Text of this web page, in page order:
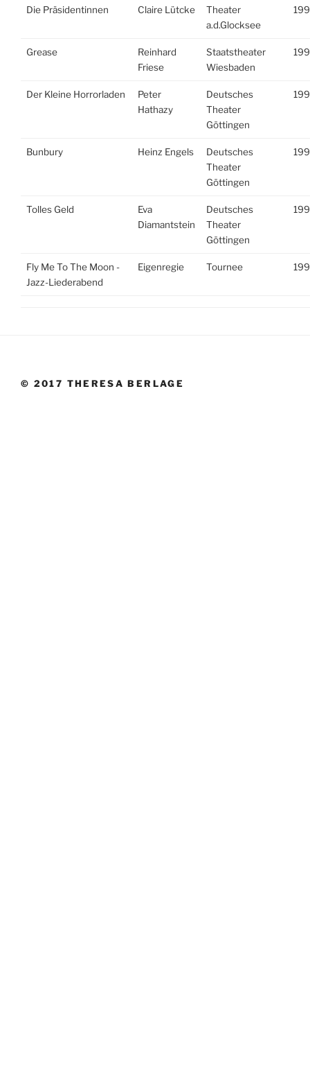
Die Präsidentinnen Claire Lütcke
Theater
a.d.Glocksee
Grease
Reinhard
Friese
Staatstheater
Wiesbaden
Der Kleine Horrorladen
Peter
Hathazy
Deutsches
Theater
Göttingen
Bunbury Heinz Engels
Deutsches
Theater
Göttingen
Tolles Geld
Eva
Diamantstein
Deutsches
Theater
Göttingen
Fly Me To The Moon -
Jazz-Liederabend
Eigenregie Tournee
© 2017 THERESA BERLAGE